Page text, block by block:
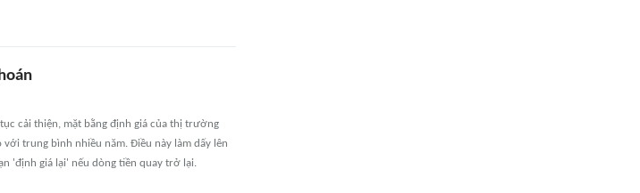
cải thiện, mặt bằng định giá của thị trường
trung bình nhiều năm. Điều này làm dấy lên
'định giá lại' nếu dòng tiền quay trở lại.